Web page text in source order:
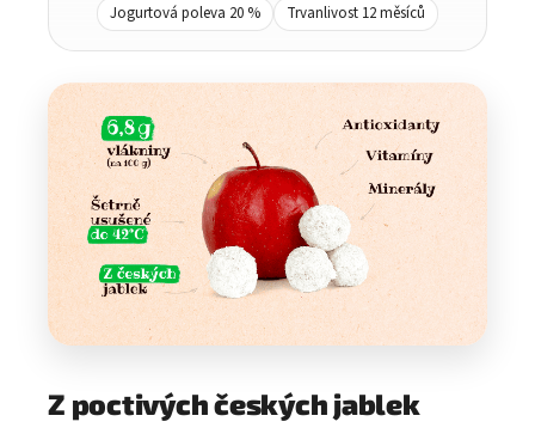
Jogurtová poleva 20 %
Trvanlivost 12 měsíců
Z poctivých českých jablek